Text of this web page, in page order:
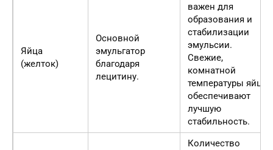
Яйца
(желток)
Основной
эмульгатор
благодаря
лецитину.
важен для
образования и
стабилизации
эмульсии.
Свежие,
комнатной
температуры яйца
обеспечивают
лучшую
стабильность.
Количество